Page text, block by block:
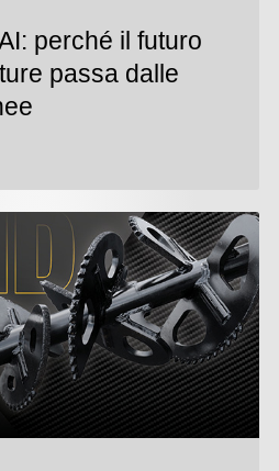
perché il futuro
passa dalle